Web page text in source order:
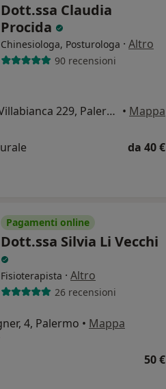
Dott.ssa Claudia
Procida
Chinesiologa, Posturologa · Altro
90 recensioni
Via Marchese di Villabianca 229, Palermo • Mappa
da 40 €
Pagamenti online
Dott.ssa Silvia Li Vecchi
Fisioterapista · Altro
26 recensioni
4, Palermo • Mappa
50 €